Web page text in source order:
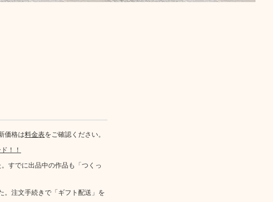
価格は料金表をご確認ください。
！！
すでに出品中の作品も「つくっ
。注文手続きで「ギフト配送」を